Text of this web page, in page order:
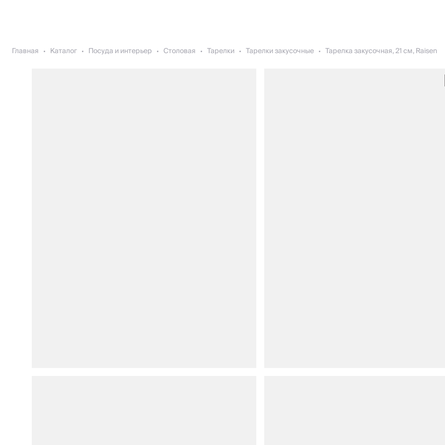
Главная Каталог Посуда и интерьер Столовая Тарелки Тарелки закусочные Тарелка закусочная, 21 см, Raisen